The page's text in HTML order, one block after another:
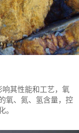
其性能和工艺，氧
氧、氮、氢含量，控